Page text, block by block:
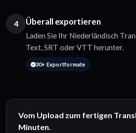
4 Überall exportieren
Laden Sie Ihr Niederländisch
Text, SRT oder VTT herunter.
30+ Exportformate
Vom Upload zum fertigen
Minuten.